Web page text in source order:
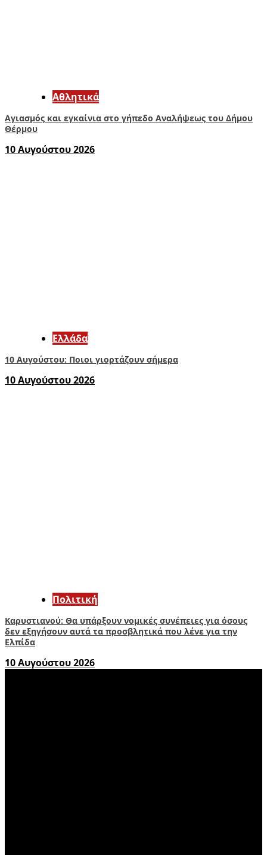
Αθλητικά
Αγιασμός και εγκαίνια στο γήπεδο Αναλήψεως του Δήμου
Θέρμου
10 Αυγούστου 2026
Ελλάδα
10 Αυγούστου: Ποιοι γιορτάζουν σήμερα
10 Αυγούστου 2026
Πολιτική
Καρυστιανού: Θα υπάρξουν νομικές συνέπειες για όσους
δεν εξηγήσουν αυτά τα προσβλητικά που λένε για την
Ελπίδα
10 Αυγούστου 2026